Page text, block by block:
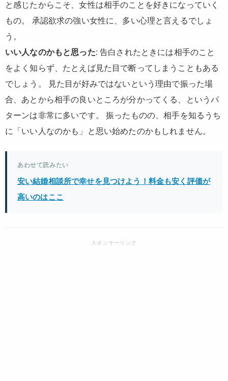
と感じたからこそ、女性は相手のことを好きになっていく
もの。 承認欲求の強い女性に、多い心理と言えるでしょ
う。
いい人なのかもと思った: 告白されたときには相手のこと
をよく知らず、たとえば見た目で断ってしまうこともある
でしょう。 見た目が好みではないという理由で振った場
合、あとから相手の良いところが分かってくる、というパ
ターンは非常に多いです。 振ったものの、相手を知るうち
に「いい人なのかも」と思い始めたのかもしれません。
あわせて読みたい
安い結婚相談所で幸せを見つけよう！料金も安く評価が
高いのはここ